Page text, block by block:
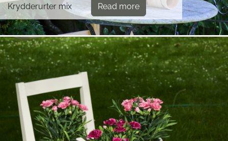
Krydderurter mix Read more